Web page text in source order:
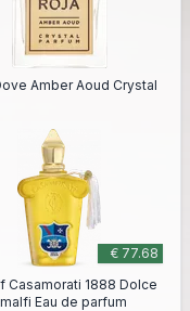
Amber Aoud Crystal
€ 77.68
Casamorati 1888 Dolce
Eau de parfum